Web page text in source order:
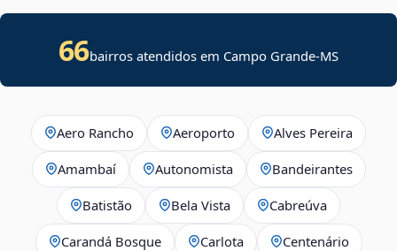
66bairros atendidos em Campo Grande-MS
Aero Rancho Aeroporto Alves Pereira
Amambaí Autonomista Bandeirantes
Batistão Bela Vista Cabreúva
Carandá Bosque Carlota Centenário